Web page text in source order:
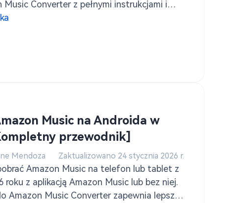
Music Converter z pełnymi instrukcjami i
Music na Androida w
przewodnik]
Mendoza Zaktualizowano 24 stycznia 2026 r.
Amazon Music na telefon lub tablet z
roku z aplikacją Amazon Music lub bez niej.
Amazon Music Converter zapewnia lepsze